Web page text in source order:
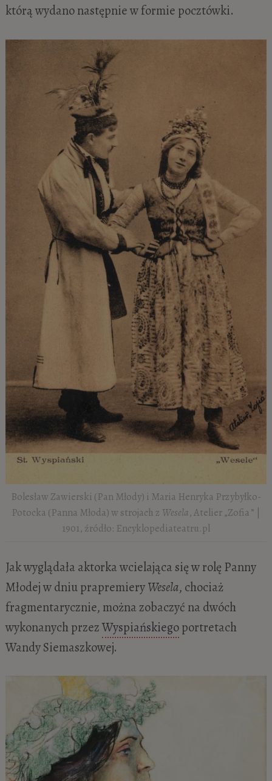
którą wydano następnie w formie pocztówki.
Bolesław Zawierski (Pan Młody) i Maria Henryka Przybyłko-
Potocka (Panna Młoda) w strojach z Wesela, Atelier „Zofia ” |
1901, źródło: Encyklopediateatru.pl
Jak wyglądała aktorka wcielająca się w rolę Panny
Młodej w dniu prapremieryWesela, chociaż
fragmentarycznie, można zobaczyć na dwóch
wykonanych przezWyspiańskiegoportretach
Wandy Siemaszkowej.